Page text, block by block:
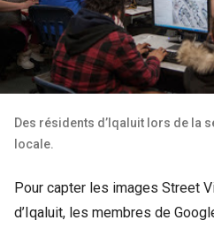
Des résidents d’Iqaluit lors de la
locale.
Pour capter les images Street
d’Iqaluit, les membres de